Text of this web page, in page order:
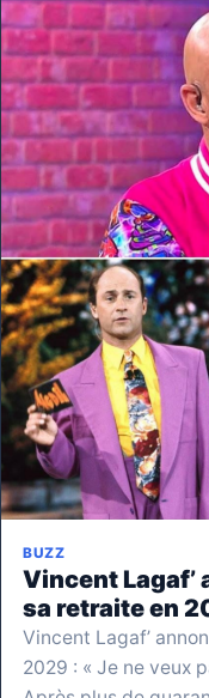
BUZZ
Vincent Lagaf’
sa retraite en
Vincent Lagaf’
2029 : « Je ne veux